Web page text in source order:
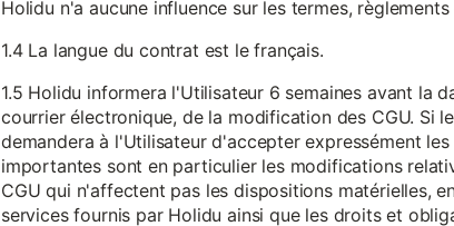
Holidu n'a aucune influence sur les termes,
1.4 La langue du contrat est le français.
1.5 Holidu informera l'Utilisateur 6 semaines avant la
courrier électronique, de la modification des CGU. Si
demandera à l'Utilisateur d'accepter expressément
importantes sont en particulier les modifications
CGU qui n'affectent pas les dispositions matérielles,
services fournis par Holidu ainsi que les droits et